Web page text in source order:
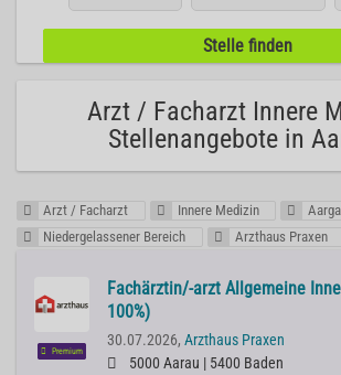
Arzt / Facharzt Innere
Stellenangebote in
Arzt / Facharzt Innere Medizin
Niedergelassener Bereich
Arzthaus Praxen
Premium
Fachärztin/-arzt Allgemeine
100%)
30.07.2026, Arzthaus Praxen
5000 Aarau | 5400 Baden